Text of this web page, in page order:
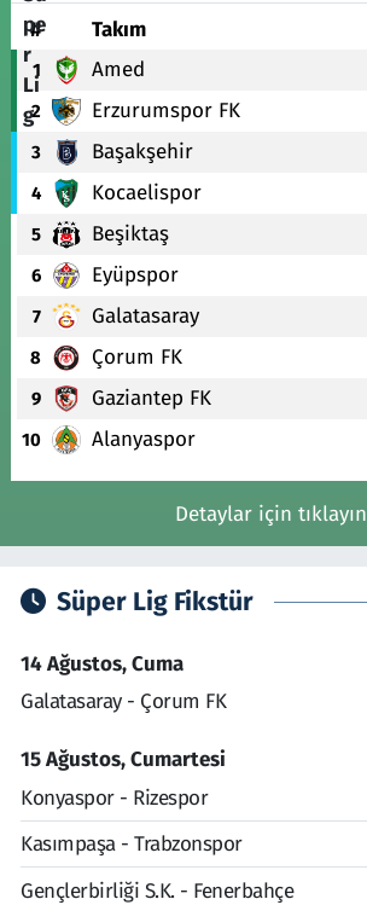
# Takım
1 Amed
2 Erzurumspor FK
3 Başakşehir
4 Kocaelispor
5 Beşiktaş
6 Eyüpspor
7 Galatasaray
8 Çorum FK
9 Gaziantep FK
10 Alanyaspor
Detaylar için tıklayın
Süper Lig Fikstür
14 Ağustos, Cuma
Galatasaray - Çorum FK
15 Ağustos, Cumartesi
Konyaspor - Rizespor
Kasımpaşa - Trabzonspor
Gençlerbirliği S.K. - Fenerbahçe